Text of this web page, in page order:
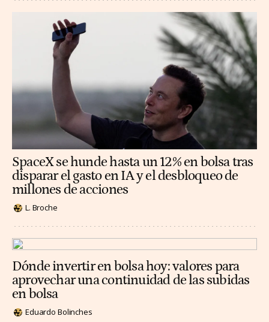
SpaceX se hunde hasta un 12% en bolsa tras
disparar el gasto en IA y el desbloqueo de
millones de acciones
L. Broche
Dónde invertir en bolsa hoy: valores para
aprovechar una continuidad de las subidas
en bolsa
Eduardo Bolinches